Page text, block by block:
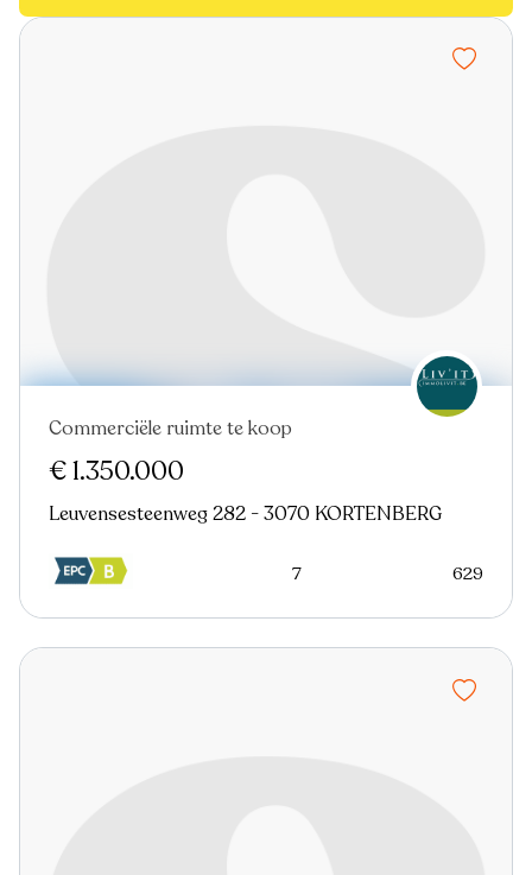
Nieuw
Commerciële ruimte te koop
€ 1.350.000
Leuvensesteenweg 282 - 3070 KORTENBERG
7 629